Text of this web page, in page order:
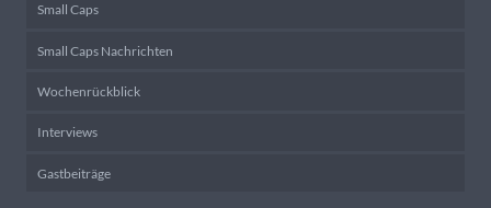
Small Caps
Small Caps Nachrichten
Wochenrückblick
Interviews
Gastbeiträge